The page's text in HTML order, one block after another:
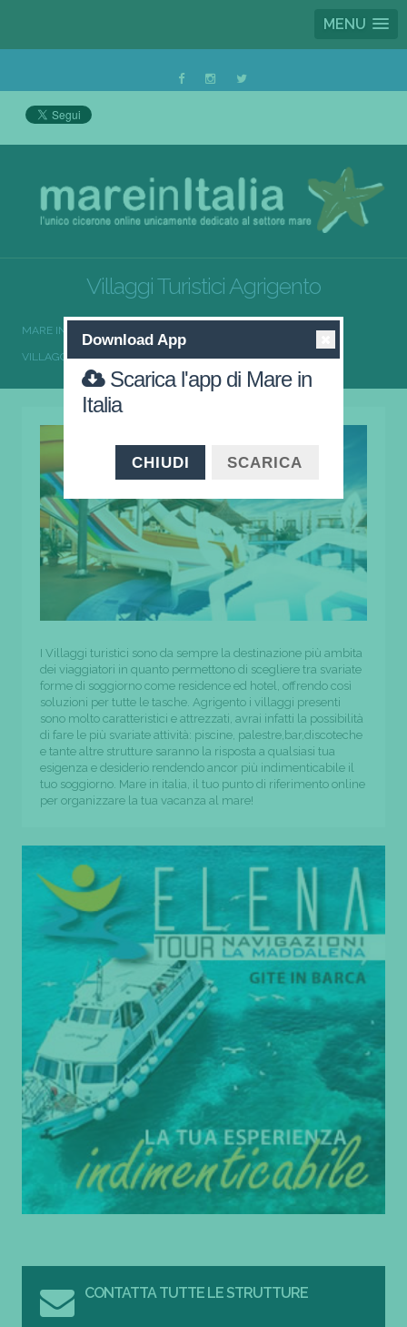
MENU
Villaggi Turistici Agrigento
MARE IN ITALIA
VILLAGGI TURISTICI SICILIA VILLAGGI TURISTICI AGRIGENTO
I Villaggi turistici sono da sempre la destinazione più ambita
dei viaggiatori in quanto permettono di scegliere tra svariate
forme di soggiorno come residence ed hotel, offrendo così
soluzioni per tutte le tasche. Agrigento i villaggi presenti
sono molto caratteristici e attrezzati, avrai infatti la possibilità
di fare le più svariate attività: piscine, palestre,bar,discoteche
e tante altre strutture saranno la risposta a qualsiasi tua
esigenza e desiderio rendendo ancor più indimenticabile il
tuo soggiorno. Mare in italia, il tuo punto di riferimento online
per organizzare la tua vacanza al mare!
CONTATTA TUTTE LE STRUTTURE
Download App
Scarica l'app di Mare in
Italia
CHIUDI SCARICA